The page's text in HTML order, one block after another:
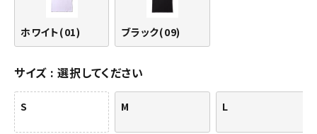
ホワイト(01) ブラック(09)
サイズ 選択してください
S M L